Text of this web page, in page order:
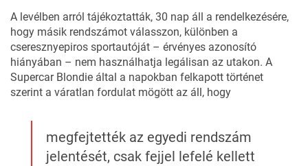
A levélben arról tájékoztatták, 30 nap áll a rendelkezésére,
hogy másik rendszámot válasszon, különben a
cseresznyepiros sportautóját – érvényes azonosító
hiányában – nem használhatja legálisan az utakon. A
Supercar Blondie által a napokban felkapott történet
szerint a váratlan fordulat mögött az áll, hogy
megfejtették az egyedi rendszám
jelentését, csak fejjel lefelé kellett